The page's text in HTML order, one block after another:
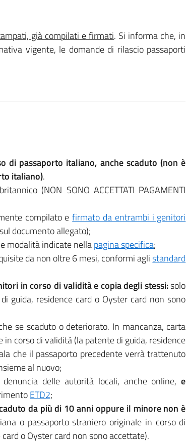
già compilati e firmati. Si informa che, in
vigente, le domande di rilascio passaporti
di passaporto italiano, anche scaduto (non è
italiano).
(NON SONO ACCETTATI PAGAMENTI
compilato efirmato da entrambi i genitori
documento allegato);
modalità indicate nellapagina specifica;
da non oltre 6 mesi, conformi aglistandard
in corso di validità e copia degli stessi:solo
guida, residence card o Oyster card non sono
se scaduto o deteriorato. In mancanza, carta
corso di validità (la patente di guida, residence
che il passaporto precedente verrà trattenuto
al nuovo;
denuncia delle autorità locali, anche online,e
ETD2;
da più di 10 anni oppure il minore non è
o passaporto straniero originale in corso di
o Oyster card non sono accettate).